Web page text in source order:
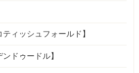
ィッシュフォールド】
ドゥードル】